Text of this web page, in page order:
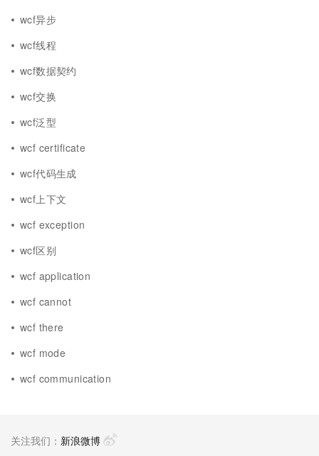
wcf异步
wcf线程
wcf数据契约
wcf交换
wcf泛型
wcf certificate
wcf代码生成
wcf上下文
wcf exception
wcf区别
wcf application
wcf cannot
wcf there
wcf mode
wcf communication
关注我们： 新浪微博